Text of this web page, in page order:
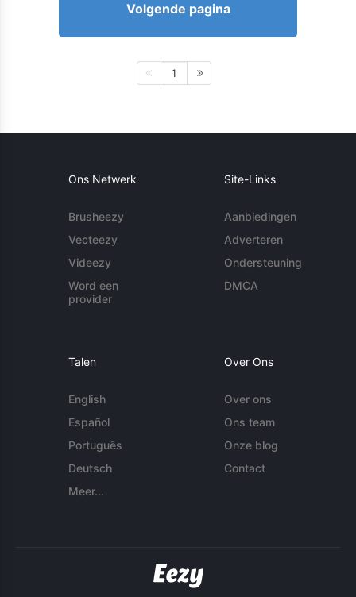
Volgende pagina
1
Ons Netwerk
Brusheezy
Vecteezy
Videezy
Word een
provider
Site-Links
Aanbiedingen
Adverteren
Ondersteuning
DMCA
Talen
English
Español
Português
Deutsch
Meer...
Over Ons
Over ons
Ons team
Onze blog
Contact